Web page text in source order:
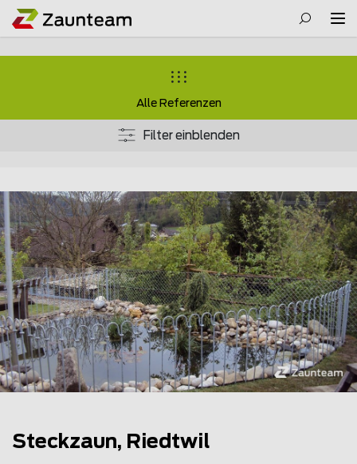
Alle Referenzen
Filter einblenden
Steckzaun, Riedtwil